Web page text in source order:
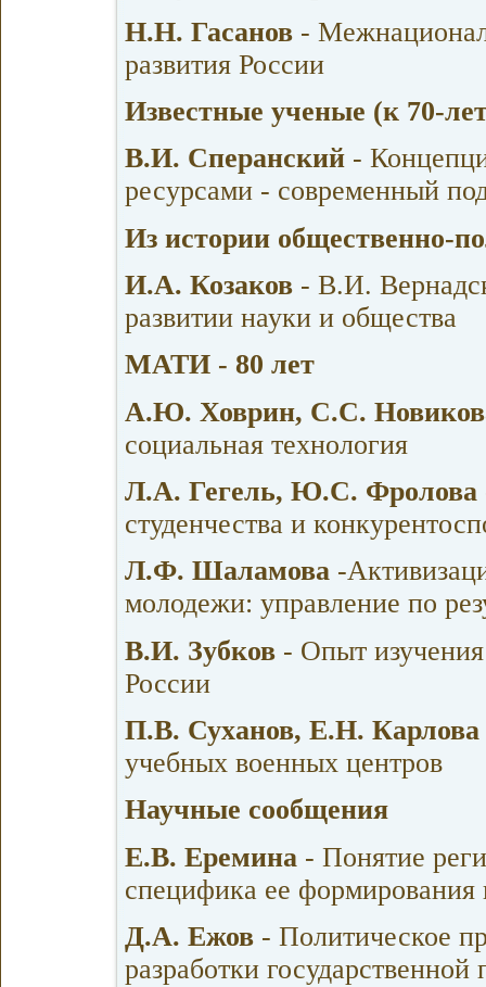
Н.Н. Гасанов -
развития России
Известные ученые (к 70-
В.И. Сперанский -
ресурсами - современный
Из истории общественно-
И.А. Козаков - В.И.
развитии науки и общества
МАТИ - 80 лет
А.Ю. Ховрин, С.С.
социальная технология
Л.А. Гегель, Ю.С. Фролова
студенчества и
Л.Ф. Шаламова -
молодежи: управление по
В.И. Зубков - Опыт
России
П.В. Суханов, Е.Н. Карлова
учебных военных центров
Научные сообщения
Е.В. Еремина - Понятие
специфика ее формирования
Д.А. Ежов - Политическое
разработки государственной